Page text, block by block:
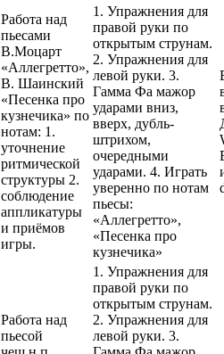
Работа над
пьесами
В.Моцарт
«Аллегретто»,
В. Шаинский
«Песенка про
кузнечика» по
нотам: 1.
уточнение
ритмической
структуры 2.
соблюдение
аппликатуры
и приёмов
игры.
1. Упражнения для
правой руки по
открытым струнам.
2. Упражнения для
левой руки. 3.
Гамма Фа мажор
ударами вниз,
вверх, дубль-
штрихом,
очередными
ударами. 4. Играть
уверенно по нотам
пьесы:
«Аллегретто»,
«Песенка про
кузнечика»
Работа над
пьесой
1. Упражнения для
правой руки по
открытым струнам.
2. Упражнения для
левой руки. 3.